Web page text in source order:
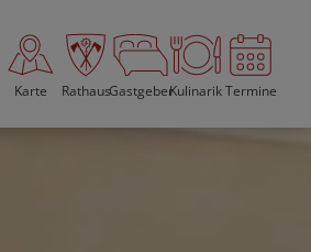
Karte RathausGastgeberKulinarikTermine